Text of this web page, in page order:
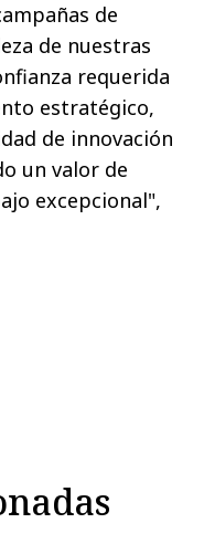
de
de nuestras
requerida
estratégico,
de innovación
un valor de
excepcional",